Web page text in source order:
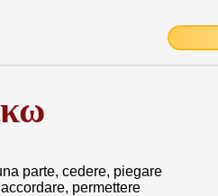
parte, cedere, piegare
permettere